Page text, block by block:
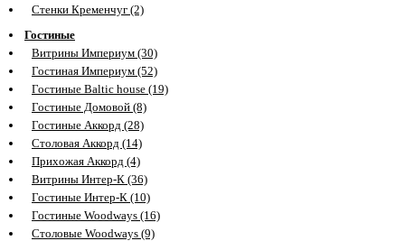
Стенки Кременчуг (2)
Гостиные
Витрины Империум (30)
Гостиная Империум (52)
Гостиные Baltic house (19)
Гостиные Домовой (8)
Гостиные Аккорд (28)
Столовая Аккорд (14)
Прихожая Аккорд (4)
Витрины Интер-К (36)
Гостиные Интер-К (10)
Гостиные Woodways (16)
Столовые Woodways (9)